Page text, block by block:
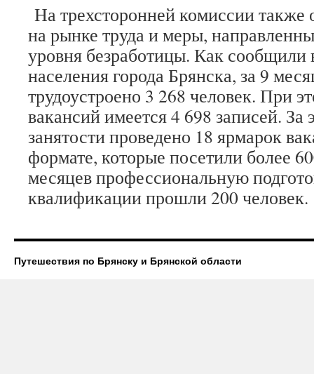
На трехсторонней комиссии также
на рынке труда и меры,
уровня безработицы. Как сообщили
населения города Брянска, за 9
трудоустроено 3 268 человек. При
вакансий имеется 4 698 записей. За
занятости проведено 18 ярмарок
формате, которые посетили более
месяцев профессиональную
квалификации прошли 200 человек.
Путешествия по Брянску и Брянской области